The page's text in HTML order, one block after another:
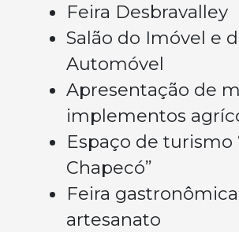
Feira Desbravalley
Salão do Imóvel e
Automóvel
Apresentação de
implementos
Espaço de turismo
Chapecó”
Feira
artesanato